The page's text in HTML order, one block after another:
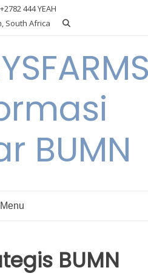
444 YEAH
South Africa
BUMN
Menu
BUMN